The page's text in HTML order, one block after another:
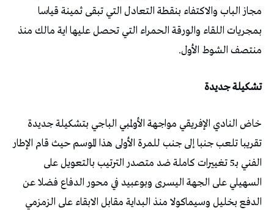
مجاز الباب والاكتفاء بنقطة التعادل التي تبقى ثمينة قياسا
بمجريات اللقاء والورقة الحمراء التي تحصل عليها اية مالك منذ
منتصف الشوط الأول.
تشكيلة جديدة
خاض النادي الإفريقي مواجهة الأولمبي الباجي بتشكيلة جديدة
تقريبا تلعب جنبا إلى جنب للمرة الأولى هذا الموسم حيث قام الإطار
الفني بـ5 تغييرات كاملة ضد متصدر الترتيب بالتعويل على
السهيلي على الجهة اليسرى وبوعبيد في محور الدفاع فضلا عن
الدفع بخليل وسيماكولا منذ البداية مقابل الابقاء على الزمزمي